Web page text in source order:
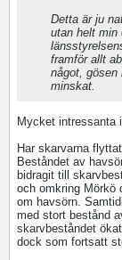
Detta är ju
utan helt min
framför allt
något, gösen
minskat.
Mycket intressanta
Har skarvarna
Beståndet av
bidragit till
och omkring Mörkö
om havsörn.
med stort bestånd
skarvbeståndet
dock som fortsatt